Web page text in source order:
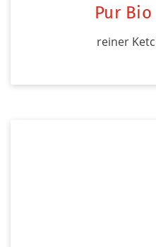
Pur
reiner